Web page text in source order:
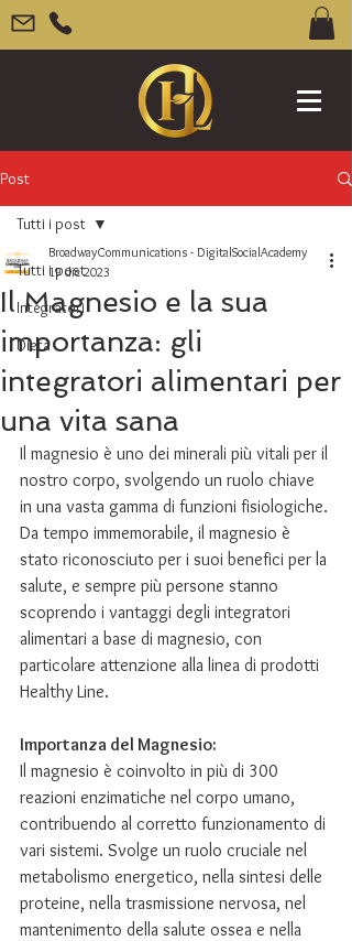
Post
Tutti i post
Integratori
Dieta
Tutti i post
Il Magnesio e la sua
importanza: gli
integratori alimentari per
una vita sana
BroadwayCommunications - DigitalSocialAcademy
19 dic 2023
Il magnesio è uno dei minerali più vitali per il
nostro corpo, svolgendo un ruolo chiave
in una vasta gamma di funzioni fisiologiche.
Da tempo immemorabile, il magnesio è
stato riconosciuto per i suoi benefici per la
salute, e sempre più persone stanno
scoprendo i vantaggi degli integratori
alimentari a base di magnesio, con
particolare attenzione alla linea di prodotti
Healthy Line.
Importanza del Magnesio:
Il magnesio è coinvolto in più di 300
reazioni enzimatiche nel corpo umano,
contribuendo al corretto funzionamento di
vari sistemi. Svolge un ruolo cruciale nel
metabolismo energetico, nella sintesi delle
proteine, nella trasmissione nervosa, nel
mantenimento della salute ossea e nella